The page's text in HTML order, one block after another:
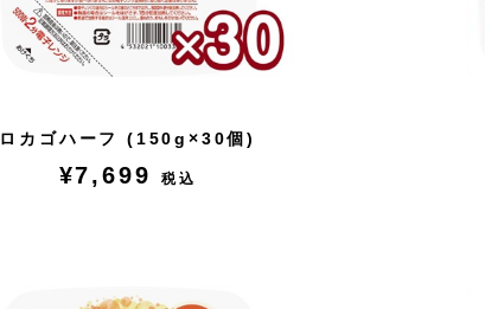
ロカゴハーフ (150g×30個)
¥7,699税込